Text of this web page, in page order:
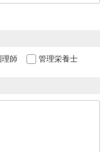
理師 管理栄養士